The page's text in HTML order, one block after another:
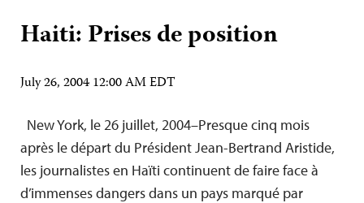
Haiti: Prises de position
July 26, 2004 12:00 AM EDT
New York, le 26 juillet, 2004–Presque cinq mois
après le départ du Président Jean-Bertrand Aristide,
les journalistes en Haïti continuent de faire face à
d’immenses dangers dans un pays marqué par